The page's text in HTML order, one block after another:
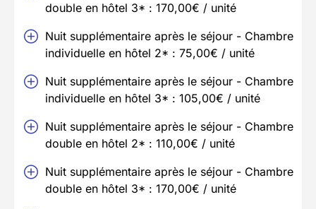
double en hôtel 3* : 170,00€ / unité
Nuit supplémentaire après le séjour - Chambre
individuelle en hôtel 2* : 75,00€ / unité
Nuit supplémentaire après le séjour - Chambre
individuelle en hôtel 3* : 105,00€ / unité
Nuit supplémentaire après le séjour - Chambre
double en hôtel 2* : 110,00€ / unité
Nuit supplémentaire après le séjour - Chambre
double en hôtel 3* : 170,00€ / unité